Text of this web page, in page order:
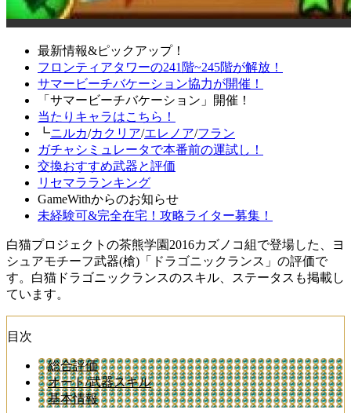
最新情報&ピックアップ！
フロンティアタワーの241階~245階が解放！
サマービーチバケーション協力が開催！
「サマービーチバケーション」開催！
当たりキャラはこちら！
┗ニルカ/カクリア/エレノア/フラン
ガチャシミュレータで本番前の運試し！
交換おすすめ武器と評価
リセマラランキング
GameWithからのお知らせ
未経験可&完全在宅！攻略ライター募集！
白猫プロジェクトの茶熊学園2016カズノコ組で登場した、ヨ
シュアモチーフ武器(槍)「ドラゴニックランス」の評価で
す。白猫ドラゴニックランスのスキル、ステータスも掲載し
ています。
目次
総合評価
オート/武器スキル
基本情報